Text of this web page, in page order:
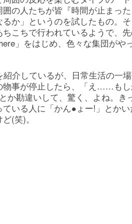
の人たちが皆『時間が止まった
か」というのを試したもの。そ
こちで行われているようで、
」をはじめ、色々な集団がや
紹介しているが、日常生活の一
物事が停止したら、「え……も
か勘違いして、驚く、よね。き
いる人に「かん●ょー!」とかい
(笑)。